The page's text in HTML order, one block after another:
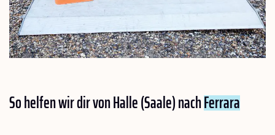
So helfen wir dir von Halle (Saale) nachFerrara